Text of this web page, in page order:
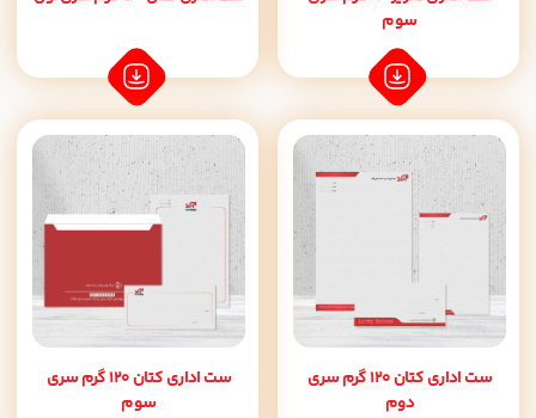
سوم
ست اداری کتان 120 گرم سری
دوم
ست اداری کتان 120 گرم سری
سوم